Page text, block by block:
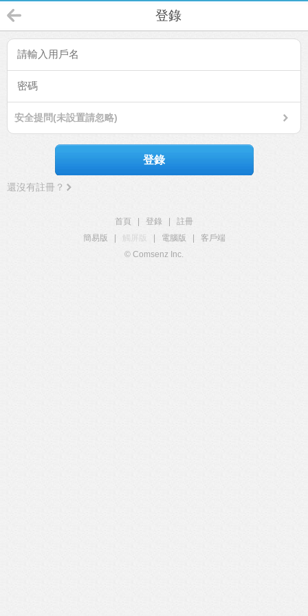
登錄
安全提問(未設置請忽略)
登錄
還沒有註冊？
首頁 登錄
註冊
簡易版
觸屏版 電腦版
客戶端
© Comsenz Inc.